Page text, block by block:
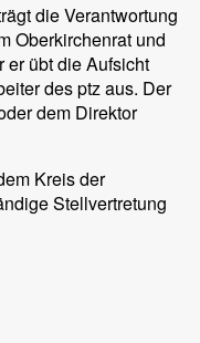
die Verantwortung
Oberkirchenrat und
er übt die Aufsicht
des ptz aus. Der
dem Direktor
Kreis der
Stellvertretung